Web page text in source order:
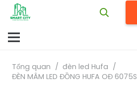
Tổng quan / đèn led Hufa /
ĐÈN MÂM LED ĐỒNG HUFA OĐ 6075S